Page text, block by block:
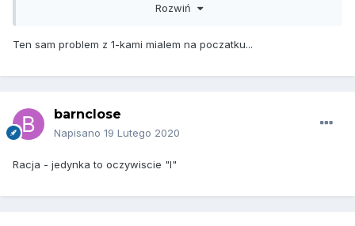
O ile 8010 Harper Rd istnieje, to 8070 Harper Rd juz nie...
Druga sprawa: czy adresat jest "swiezy" w tym domu i czy
Rozwiń
Ten sam problem z 1-kami mialem na poczatku...
barnclose
Napisano 19 Lutego 2020
Racja - jedynka to oczywiscie "I"